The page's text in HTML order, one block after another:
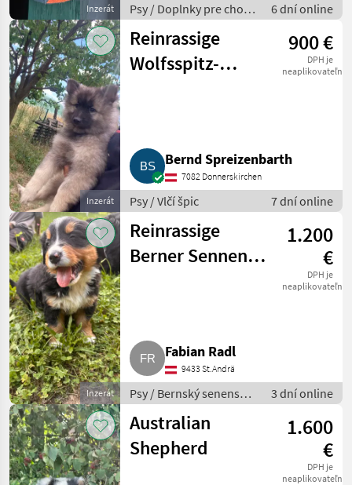
Inzerát
Psy / Doplnky pre chov
psov
6 dní online
Inzerát
Reinrassige
Wolfsspitz-
900 €
DPH je
neaplikovateľné
Bernd Spreizenbarth
7082 Donnerskirchen
Psy / Vlčí špic 7 dní online
Inzerát
Reinrassige
Berner Sennen
1.200
€
DPH je
neaplikovateľné
Fabian Radl
9433 St.Andrä
Psy / Bernský senenský
pes
3 dní online
Australian
Shepherd
1.600
€
DPH je
neaplikovateľné